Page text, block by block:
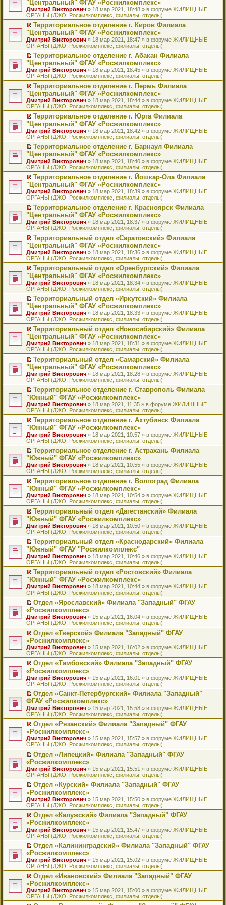
и
ю
щ
е
н
и
ю
у
с
о
о
б
щ
е
н
и
ю
н
н
о
м
с
о
о
б
щ
е
н
и
ю
и
т
а
н
н
о
м
у
с
о
о
б
щ
е
н
и
ю
е
п
р
о
ч
и
т
а
н
н
о
м
у
с
о
о
б
щ
е
н
и
ю
в
о
м
у
н
е
п
р
о
ч
и
т
а
н
н
о
м
у
с
о
о
б
щ
е
н
и
ю
и
к
п
е
р
в
о
м
у
н
е
п
р
о
ч
и
т
а
н
н
о
м
у
с
о
о
б
щ
е
н
и
ю
е
р
е
й
т
и
к
п
е
р
в
о
м
у
н
е
п
р
о
ч
и
т
а
н
н
о
м
у
с
о
о
б
щ
е
н
и
ю
"Центральный" ФГАУ «Росжилкомплекс»
Дмитрий Викторович » 18 мар 2021, 18:48 » в форуме ЖИЛИЩНЫЕ
ОРГАНЫ (ДЖО, Росжилкомплекс, филиалы, отделы)
П
е
р
е
й
т
и
к
п
е
р
в
о
м
у
н
е
п
р
о
ч
и
т
а
н
н
о
м
у
с
о
о
б
щ
е
н
и
ю
Территориальное отделение г. Киров Филиала
"Центральный" ФГАУ «Росжилкомплекс»
Дмитрий Викторович » 18 мар 2021, 18:47 » в форуме ЖИЛИЩНЫЕ
ОРГАНЫ (ДЖО, Росжилкомплекс, филиалы, отделы)
П
е
р
е
й
т
и
к
п
е
р
в
о
м
у
н
е
п
р
о
ч
и
т
а
н
н
о
м
у
с
о
о
б
щ
е
н
и
ю
Территориальное отделение г. Абакан Филиала
"Центральный" ФГАУ «Росжилкомплекс»
Дмитрий Викторович » 18 мар 2021, 18:45 » в форуме ЖИЛИЩНЫЕ
ОРГАНЫ (ДЖО, Росжилкомплекс, филиалы, отделы)
П
е
р
е
й
т
и
к
п
е
р
в
о
м
у
н
е
п
р
о
ч
и
т
а
н
н
о
м
у
с
о
о
б
щ
е
н
и
ю
Территориальное отделение г. Пермь Филиала
"Центральный" ФГАУ «Росжилкомплекс»
Дмитрий Викторович » 18 мар 2021, 18:44 » в форуме ЖИЛИЩНЫЕ
ОРГАНЫ (ДЖО, Росжилкомплекс, филиалы, отделы)
П
е
р
е
й
т
и
к
п
е
р
в
о
м
у
н
е
п
р
о
ч
и
т
а
н
н
о
м
у
с
о
о
б
щ
е
н
и
ю
Территориальное отделение г. Юрга Филиала
"Центральный" ФГАУ «Росжилкомплекс»
Дмитрий Викторович » 18 мар 2021, 18:42 » в форуме ЖИЛИЩНЫЕ
ОРГАНЫ (ДЖО, Росжилкомплекс, филиалы, отделы)
П
е
р
е
й
т
и
к
п
е
р
в
о
м
у
н
е
п
р
о
ч
и
т
а
н
н
о
м
у
с
о
о
б
щ
е
н
и
ю
Территориальное отделение г. Барнаул Филиала
"Центральный" ФГАУ «Росжилкомплекс»
Дмитрий Викторович » 18 мар 2021, 18:40 » в форуме ЖИЛИЩНЫЕ
ОРГАНЫ (ДЖО, Росжилкомплекс, филиалы, отделы)
П
е
р
е
й
т
и
к
п
е
р
в
о
м
у
н
е
п
р
о
ч
и
т
а
н
н
о
м
у
с
о
о
б
щ
е
н
и
ю
Территориальное отделение г. Йошкар-Ола Филиала
"Центральный" ФГАУ «Росжилкомплекс»
Дмитрий Викторович » 18 мар 2021, 18:39 » в форуме ЖИЛИЩНЫЕ
ОРГАНЫ (ДЖО, Росжилкомплекс, филиалы, отделы)
П
е
р
е
й
т
и
к
п
е
р
в
о
м
у
н
е
п
р
о
ч
и
т
а
н
н
о
м
у
с
о
о
б
щ
е
н
и
ю
Территориальное отделение г. Красноярск Филиала
"Центральный" ФГАУ «Росжилкомплекс»
Дмитрий Викторович » 18 мар 2021, 18:37 » в форуме ЖИЛИЩНЫЕ
ОРГАНЫ (ДЖО, Росжилкомплекс, филиалы, отделы)
П
е
р
е
й
т
и
к
п
е
р
в
о
м
у
н
е
п
р
о
ч
и
т
а
н
н
о
м
у
с
о
о
б
щ
е
н
и
ю
Территориальный отдел «Саратовский» Филиала
"Центральный" ФГАУ «Росжилкомплекс»
Дмитрий Викторович » 18 мар 2021, 18:36 » в форуме ЖИЛИЩНЫЕ
ОРГАНЫ (ДЖО, Росжилкомплекс, филиалы, отделы)
П
е
р
е
й
т
и
к
п
е
р
в
о
м
у
н
е
п
р
о
ч
и
т
а
н
н
о
м
у
с
о
о
б
щ
е
н
и
ю
Территориальный отдел «Оренбургский» Филиала
"Центральный" ФГАУ «Росжилкомплекс»
Дмитрий Викторович » 18 мар 2021, 18:34 » в форуме ЖИЛИЩНЫЕ
ОРГАНЫ (ДЖО, Росжилкомплекс, филиалы, отделы)
П
е
р
е
й
т
и
к
п
е
р
в
о
м
у
н
е
п
р
о
ч
и
т
а
н
н
о
м
у
с
о
о
б
щ
е
н
и
ю
Территориальный отдел «Иркутский» Филиала
"Центральный" ФГАУ «Росжилкомплекс»
Дмитрий Викторович » 18 мар 2021, 18:33 » в форуме ЖИЛИЩНЫЕ
ОРГАНЫ (ДЖО, Росжилкомплекс, филиалы, отделы)
П
е
р
е
й
т
и
к
п
е
р
в
о
м
у
н
е
п
р
о
ч
и
т
а
н
н
о
м
у
с
о
о
б
щ
е
н
и
ю
Территориальный отдел «Новосибирский» Филиала
"Центральный" ФГАУ «Росжилкомплекс»
Дмитрий Викторович » 18 мар 2021, 18:31 » в форуме ЖИЛИЩНЫЕ
ОРГАНЫ (ДЖО, Росжилкомплекс, филиалы, отделы)
П
е
р
е
й
т
и
к
п
е
р
в
о
м
у
н
е
п
р
о
ч
и
т
а
н
н
о
м
у
с
о
о
б
щ
е
н
и
ю
Территориальный отдел «Самарский» Филиала
"Центральный" ФГАУ «Росжилкомплекс»
Дмитрий Викторович » 18 мар 2021, 18:28 » в форуме ЖИЛИЩНЫЕ
ОРГАНЫ (ДЖО, Росжилкомплекс, филиалы, отделы)
П
е
р
е
й
т
и
к
п
е
р
в
о
м
у
н
е
п
р
о
ч
и
т
а
н
н
о
м
у
с
о
о
б
щ
е
н
ю
Территориальное отделение г. Ставрополь Филиала
"Южный" ФГАУ «Росжилкомплекс»
Дмитрий Викторович » 18 мар 2021, 11:35 » в форуме ЖИЛИЩНЫЕ
ОРГАНЫ (ДЖО, Росжилкомплекс, филиалы, отделы)
П
е
р
е
й
т
и
к
п
е
р
в
о
м
у
н
е
п
р
о
ч
и
т
а
н
н
о
м
у
с
о
б
щ
е
н
ю
Территориальное отделение г. Ахтубинск Филиала
"Южный" ФГАУ «Росжилкомплекс»
Дмитрий Викторович » 18 мар 2021, 10:57 » в форуме ЖИЛИЩНЫЕ
ОРГАНЫ (ДЖО, Росжилкомплекс, филиалы, отделы)
П
е
р
е
й
т
и
к
п
е
р
в
о
м
у
н
е
п
р
о
ч
и
т
а
н
н
м
у
с
о
б
щ
е
н
ю
Территориальное отделение г. Астрахань Филиала
"Южный" ФГАУ «Росжилкомплекс»
Дмитрий Викторович » 18 мар 2021, 10:55 » в форуме ЖИЛИЩНЫЕ
ОРГАНЫ (ДЖО, Росжилкомплекс, филиалы, отделы)
П
е
р
е
й
т
и
к
п
е
р
в
о
м
у
н
е
п
р
о
ч
т
а
н
н
м
у
с
о
б
щ
е
н
и
ю
Территориальное отделение г. Волгоград Филиала
"Южный" ФГАУ «Росжилкомплекс»
Дмитрий Викторович » 18 мар 2021, 10:54 » в форуме ЖИЛИЩНЫЕ
ОРГАНЫ (ДЖО, Росжилкомплекс, филиалы, отделы)
П
е
р
е
й
т
и
к
п
е
р
в
о
м
у
н
п
р
о
ч
т
а
н
н
м
у
с
о
о
б
щ
е
н
ю
Территориальный отдел «Дагестанский» Филиала
"Южный" ФГАУ «Росжилкомплекс»
Дмитрий Викторович » 18 мар 2021, 10:50 » в форуме ЖИЛИЩНЫЕ
ОРГАНЫ (ДЖО, Росжилкомплекс, филиалы, отделы)
П
е
р
е
й
т
и
к
п
е
р
о
м
у
н
п
р
о
ч
т
а
н
н
о
м
у
с
о
б
щ
е
н
ю
Территориальный отдел «Краснодарский» Филиала
"Южный" ФГАУ "Росжилкомплекс"
Дмитрий Викторович » 18 мар 2021, 10:46 » в форуме ЖИЛИЩНЫЕ
ОРГАНЫ (ДЖО, Росжилкомплекс, филиалы, отделы)
П
е
р
е
й
т
к
п
е
р
о
м
у
н
п
р
о
ч
и
т
а
н
н
м
у
с
о
б
щ
е
н
ю
Территориальный отдел «Ростовский» Филиала
"Южный" ФГАУ «Росжилкомплекс»
Дмитрий Викторович » 18 мар 2021, 10:44 » в форуме ЖИЛИЩНЫЕ
ОРГАНЫ (ДЖО, Росжилкомплекс, филиалы, отделы)
П
р
е
й
т
к
п
е
р
о
м
у
н
е
п
р
о
ч
т
а
н
н
м
у
с
о
б
щ
е
н
ю
Отдел «Ярославский» Филиала "Западный" ФГАУ
«Росжилкомплекс»
Дмитрий Викторович » 15 мар 2021, 16:04 » в форуме ЖИЛИЩНЫЕ
ОРГАНЫ (ДЖО, Росжилкомплекс, филиалы, отделы)
П
р
е
й
т
к
п
е
р
в
о
м
у
н
п
р
о
ч
т
а
н
н
м
у
с
о
б
щ
е
н
ю
Отдел «Тверской» Филиала "Западный" ФГАУ
«Росжилкомплекс»
Дмитрий Викторович » 15 мар 2021, 16:02 » в форуме ЖИЛИЩНЫЕ
ОРГАНЫ (ДЖО, Росжилкомплекс, филиалы, отделы)
П
р
е
й
т
и
к
п
е
р
о
м
у
н
п
р
о
ч
т
а
н
н
м
у
с
о
б
щ
е
н
ю
Отдел «Тамбовский» Филиала "Западный" ФГАУ
«Росжилкомплекс»
Дмитрий Викторович » 15 мар 2021, 16:01 » в форуме ЖИЛИЩНЫЕ
ОРГАНЫ (ДЖО, Росжилкомплекс, филиалы, отделы)
П
е
р
е
й
т
к
п
е
р
о
м
у
н
п
р
о
ч
т
а
н
н
м
у
с
о
б
щ
Отдел «Санкт-Петербургский» Филиала "Западный"
ФГАУ «Росжилкомплекс»
Дмитрий Викторович » 15 мар 2021, 15:58 » в форуме ЖИЛИЩНЫЕ
ОРГАНЫ (ДЖО, Росжилкомплекс, филиалы, отделы)
П
р
е
й
т
к
п
е
р
о
м
у
н
п
р
о
ч
т
а
н
н
м
у
Отдел «Рязанский» Филиала "Западный" ФГАУ
«Росжилкомплекс»
Дмитрий Викторович » 15 мар 2021, 15:57 » в форуме ЖИЛИЩНЫЕ
ОРГАНЫ (ДЖО, Росжилкомплекс, филиалы, отделы)
П
р
е
й
т
к
п
е
р
о
м
у
н
п
р
о
ч
т
а
Отдел «Липецкий» Филиала "Западный" ФГАУ
«Росжилкомплекс»
Дмитрий Викторович » 15 мар 2021, 15:51 » в форуме ЖИЛИЩНЫЕ
ОРГАНЫ (ДЖО, Росжилкомплекс, филиалы, отделы)
П
р
е
й
т
к
п
е
р
о
м
у
н
п
р
Отдел «Курский» Филиала "Западный" ФГАУ
«Росжилкомплекс»
Дмитрий Викторович » 15 мар 2021, 15:50 » в форуме ЖИЛИЩНЫЕ
ОРГАНЫ (ДЖО, Росжилкомплекс, филиалы, отделы)
П
р
е
й
т
к
п
е
р
о
м
Отдел «Калужский» Филиала "Западный" ФГАУ
«Росжилкомплекс»
Дмитрий Викторович » 15 мар 2021, 15:47 » в форуме ЖИЛИЩНЫЕ
ОРГАНЫ (ДЖО, Росжилкомплекс, филиалы, отделы)
П
р
е
й
т
к
п
Отдел «Калининградский» Филиала "Западный" ФГАУ
«Росжилкомплекс»
Дмитрий Викторович » 15 мар 2021, 15:02 » в форуме ЖИЛИЩНЫЕ
ОРГАНЫ (ДЖО, Росжилкомплекс, филиалы, отделы)
П
р
е
Отдел «Ивановский» Филиала "Западный" ФГАУ
«Росжилкомплекс»
Дмитрий Викторович » 15 мар 2021, 15:00 » в форуме ЖИЛИЩНЫЕ
ОРГАНЫ (ДЖО, Росжилкомплекс, филиалы, отделы)